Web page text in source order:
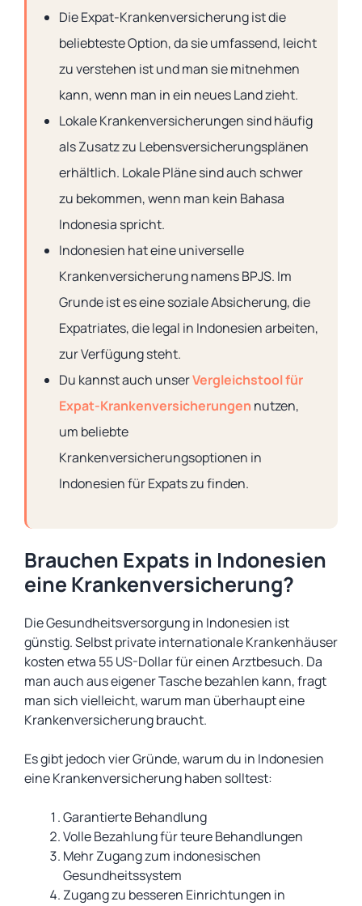
Die Expat-Krankenversicherung ist die
beliebteste Option, da sie umfassend, leicht
zu verstehen ist und man sie mitnehmen
kann, wenn man in ein neues Land zieht.
Lokale Krankenversicherungen sind häufig
als Zusatz zu Lebensversicherungsplänen
erhältlich. Lokale Pläne sind auch schwer
zu bekommen, wenn man kein Bahasa
Indonesia spricht.
Indonesien hat eine universelle
Krankenversicherung namens BPJS. Im
Grunde ist es eine soziale Absicherung, die
Expatriates, die legal in Indonesien arbeiten,
zur Verfügung steht.
Du kannst auch unserVergleichstool für
Expat-Krankenversicherungen nutzen,
um beliebte
Krankenversicherungsoptionen in
Indonesien für Expats zu finden.
Brauchen Expats in Indonesien
eine Krankenversicherung?
Die Gesundheitsversorgung in Indonesien ist
günstig. Selbst private internationale Krankenhäuser
kosten etwa 55 US-Dollar für einen Arztbesuch. Da
man auch aus eigener Tasche bezahlen kann, fragt
man sich vielleicht, warum man überhaupt eine
Krankenversicherung braucht.
Es gibt jedoch vier Gründe, warum du in Indonesien
eine Krankenversicherung haben solltest:
Garantierte Behandlung
Volle Bezahlung für teure Behandlungen
Mehr Zugang zum indonesischen
Gesundheitssystem
Zugang zu besseren Einrichtungen in